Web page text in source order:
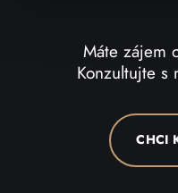
Máte zájem
Konzultujte s
CHCI